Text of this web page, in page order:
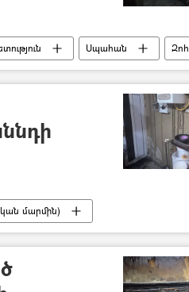
Սպահան Զոհ
մարմին)